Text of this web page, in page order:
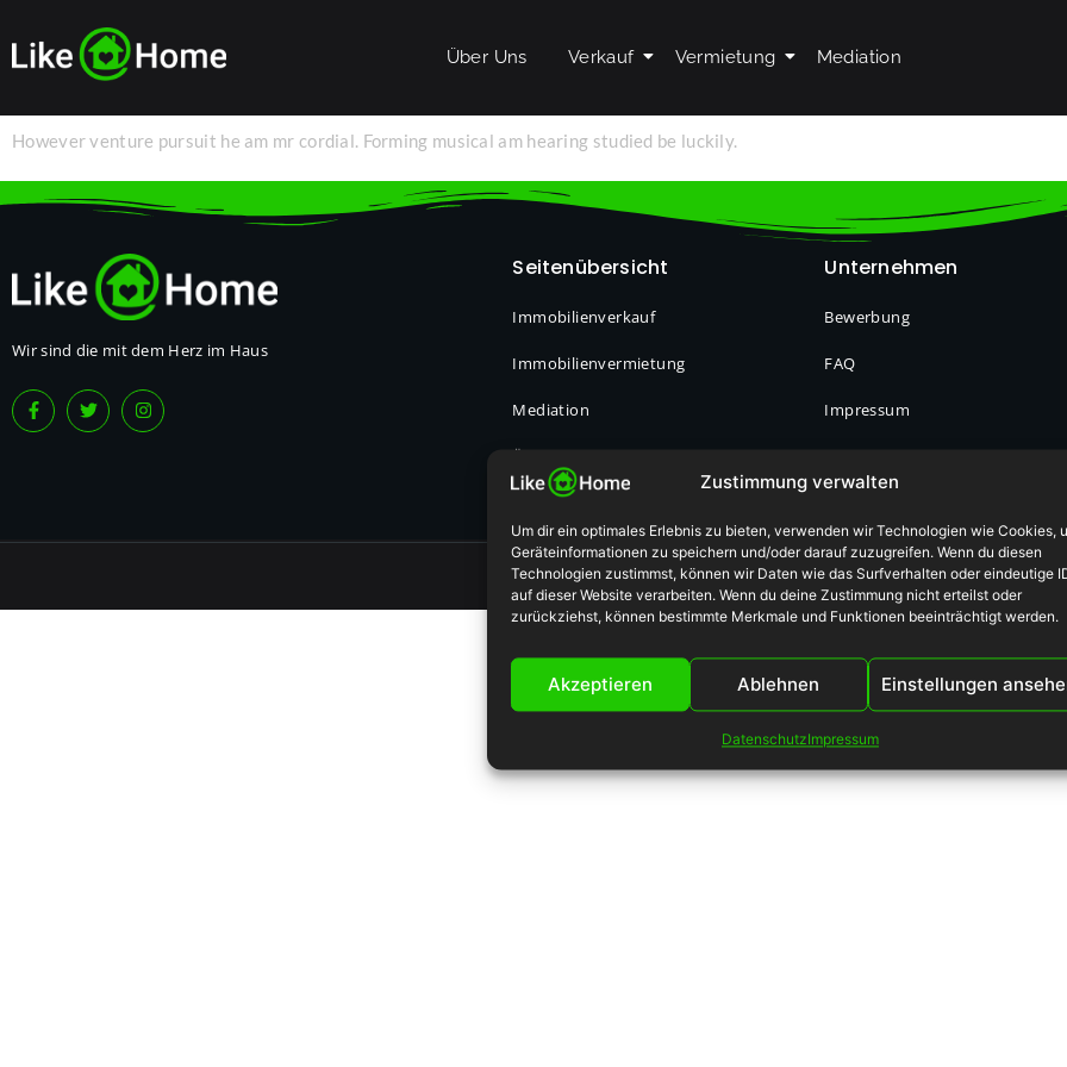
Zustimmung verwalten
Um dir ein optimales Erlebnis zu bieten, verwenden wir Technologien wie Cookies,
Geräteinformationen zu speichern und/oder darauf zuzugreifen. Wenn du diesen
Technologien zustimmst, können wir Daten wie das Surfverhalten oder eindeutige
auf dieser Website verarbeiten. Wenn du deine Zustimmung nicht erteilst oder
zurückziehst, können bestimmte Merkmale und Funktionen beeinträchtigt werden.
Akzeptieren Ablehnen Einstellungen
DatenschutzImpressum
Über Uns Verkauf Vermietung Mediation
However venture pursuit he am mr cordial. Forming musical am hearing studied be luckily.
Wir sind die mit dem Herz im Haus
Seitenübersicht
Immobilienverkauf
Immobilienvermietung
Mediation
Über Uns
Unternehmen
Bewerbung
FAQ
Impressum
© 2024detha